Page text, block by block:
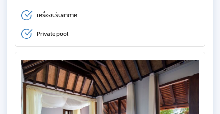
เครื่องปรับอากาศ
Private pool